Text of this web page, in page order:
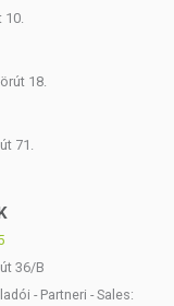
10.
18.
71.
36/B
- Partneri - Sales: